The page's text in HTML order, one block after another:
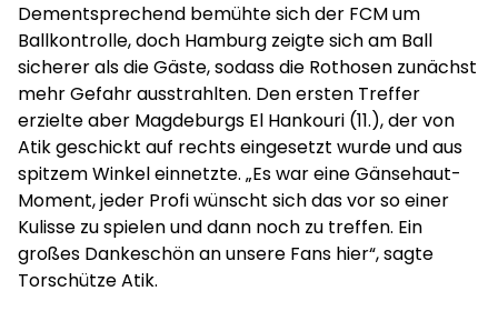
Dementsprechend bemühte sich der FCM um
Ballkontrolle, doch Hamburg zeigte sich am Ball
sicherer als die Gäste, sodass die Rothosen zunächst
mehr Gefahr ausstrahlten. Den ersten Treffer
erzielte aber Magdeburgs El Hankouri (11.), der von
Atik geschickt auf rechts eingesetzt wurde und aus
spitzem Winkel einnetzte. „Es war eine Gänsehaut-
Moment, jeder Profi wünscht sich das vor so einer
Kulisse zu spielen und dann noch zu treffen. Ein
großes Dankeschön an unsere Fans hier“, sagte
Torschütze Atik.